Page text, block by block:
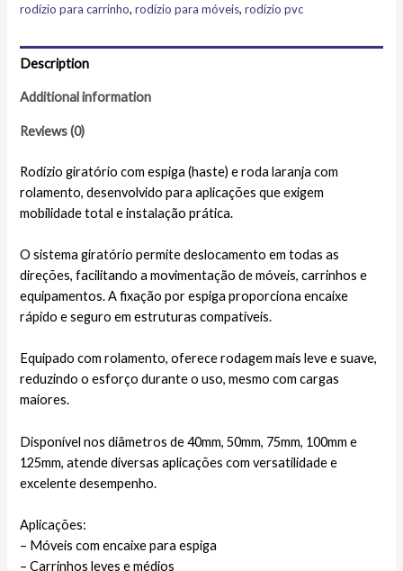
rodízio para carrinho,rodízio para móveis,rodízio pvc
Description
Additional information
Reviews (0)
Rodízio giratório com espiga (haste) e roda laranja com
rolamento, desenvolvido para aplicações que exigem
mobilidade total e instalação prática.
O sistema giratório permite deslocamento em todas as
direções, facilitando a movimentação de móveis, carrinhos e
equipamentos. A fixação por espiga proporciona encaixe
rápido e seguro em estruturas compatíveis.
Equipado com rolamento, oferece rodagem mais leve e suave,
reduzindo o esforço durante o uso, mesmo com cargas
maiores.
Disponível nos diâmetros de 40mm, 50mm, 75mm, 100mm e
125mm, atende diversas aplicações com versatilidade e
excelente desempenho.
Aplicações:
– Móveis com encaixe para espiga
– Carrinhos leves e médios